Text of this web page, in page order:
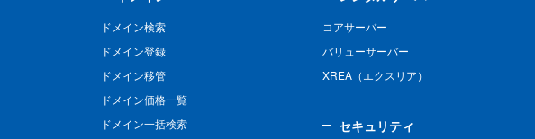
ドメイン検索
ドメイン登録
ドメイン移管
ドメイン価格一覧
ドメイン一括検索
コアサーバー
バリューサーバー
XREA（エクスリア）
セキュリティ